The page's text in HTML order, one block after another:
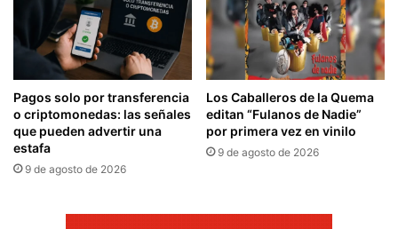
Pagos solo por transferencia
o criptomonedas: las señales
que pueden advertir una
estafa
9 de agosto de 2026
Los Caballeros de la Quema
editan “Fulanos de Nadie”
por primera vez en vinilo
9 de agosto de 2026